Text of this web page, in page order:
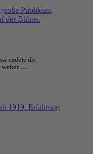
endete die
weiter …